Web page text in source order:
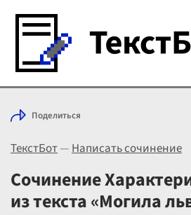
Войти с Telegram
Выбрать режим
Цены
Поделиться
ТекстБот—Написать сочинение
Сочинение
из текста «Могила